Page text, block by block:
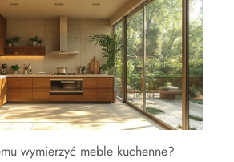
wymierzyć meble kuchenne?